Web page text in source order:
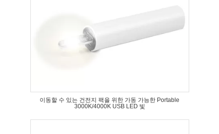
이동할 수 있는 건전지 팩을 위한 가동 가능한 Portable
3000K/4000K USB LED 빛